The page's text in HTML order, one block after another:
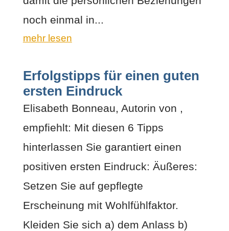
noch einmal in...
mehr lesen
Erfolgstipps für einen guten
ersten Eindruck
Elisabeth Bonneau, Autorin von ,
empfiehlt: Mit diesen 6 Tipps
hinterlassen Sie garantiert einen
positiven ersten Eindruck: Äußeres:
Setzen Sie auf gepflegte
Erscheinung mit Wohlfühlfaktor.
Kleiden Sie sich a) dem Anlass b)